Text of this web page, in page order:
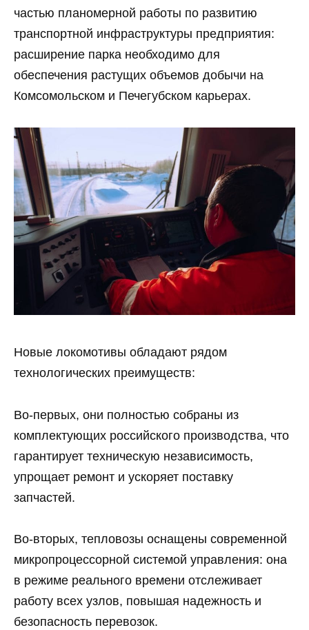
частью планомерной работы по развитию
транспортной инфраструктуры предприятия:
расширение парка необходимо для
обеспечения растущих объемов добычи на
Комсомольском и Печегубском карьерах.
Новые локомотивы обладают рядом
технологических преимуществ:
Во-первых, они полностью собраны из
комплектующих российского производства, что
гарантирует техническую независимость,
упрощает ремонт и ускоряет поставку
запчастей.
Во-вторых, тепловозы оснащены современной
микропроцессорной системой управления: она
в режиме реального времени отслеживает
работу всех узлов, повышая надежность и
безопасность перевозок.